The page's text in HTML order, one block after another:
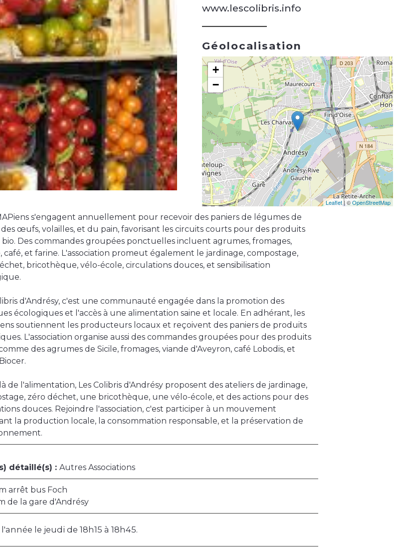
www.lescolibris.info
Géolocalisation
+
−
Leaflet| ©OpenStreetMap
s'engagent annuellement pour recevoir des paniers de légumes de
des œufs, volailles, et du pain, favorisant les circuits courts pour des produits
bio. Des commandes groupées ponctuelles incluent agrumes, fromages,
café, et farine. L'association promeut également le jardinage, compostage,
bricothèque, vélo-école, circulations douces, et sensibilisation
d'Andrésy, c'est une communauté engagée dans la promotion des
écologiques et l'accès à une alimentation saine et locale. En adhérant, les
soutiennent les producteurs locaux et reçoivent des paniers de produits
L'association organise aussi des commandes groupées pour des produits
des agrumes de Sicile, fromages, viande d'Aveyron, café Lobodis, et
de l'alimentation, Les Colibris d'Andrésy proposent des ateliers de jardinage,
zéro déchet, une bricothèque, une vélo-école, et des actions pour des
douces. Rejoindre l'association, c'est participer à un mouvement
la production locale, la consommation responsable, et la préservation de
détaillé(s) : Autres Associations
arrêt bus Foch
de la gare d'Andrésy
le jeudi de 18h15 à 18h45.